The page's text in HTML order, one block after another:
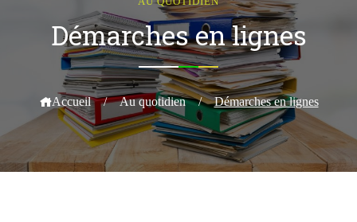
Démarches en lignes
Accueil / Au quotidien / Démarches en lignes